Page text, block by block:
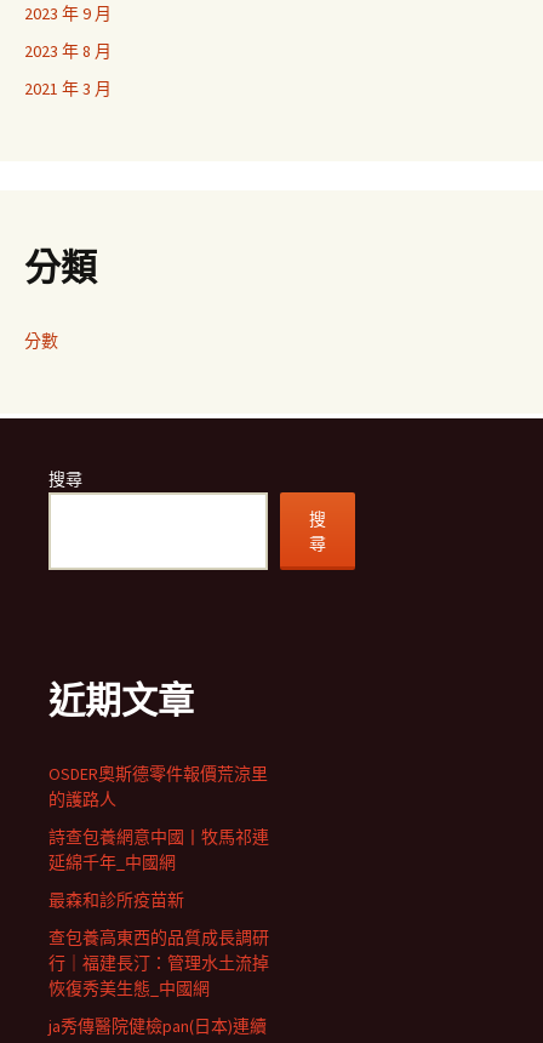
2023 年 9 月
2023 年 8 月
2021 年 3 月
分類
分數
搜尋
搜
尋
近期文章
OSDER奧斯德零件報價荒涼里
的護路人
詩查包養網意中國丨牧馬祁連
延綿千年_中國網
最森和診所疫苗新
查包養高東西的品質成長調研
行｜福建長汀：管理水土流掉
恢復秀美生態_中國網
ja秀傳醫院健檢pan(日本)連續